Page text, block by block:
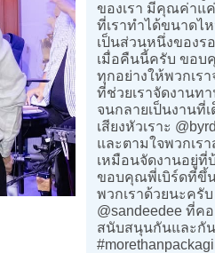
ของเรา มีคุณค่าแ
ที่เราทำได้ขนาด
เป็นส่วนหนึ่งของร
เมื่อคืนนี้ครับ ขอบ
ทุกอย่างให้พวกเรา
ที่ช่วยเราจัดงานท
จนกลายเป็นงานที่
เสียงหัวเราะ
และตามใจพวกเร
เหมือนจัดงานอยู่ที่
ขอบคุณพี่เบิร์ดที่ขึ้น
พวกเราด้วยนะค
@sandeedee ที่ค
สนับสนุนกันและกัน